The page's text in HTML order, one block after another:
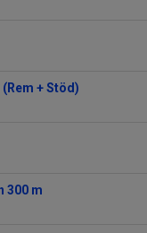
+ Stöd)
300 m